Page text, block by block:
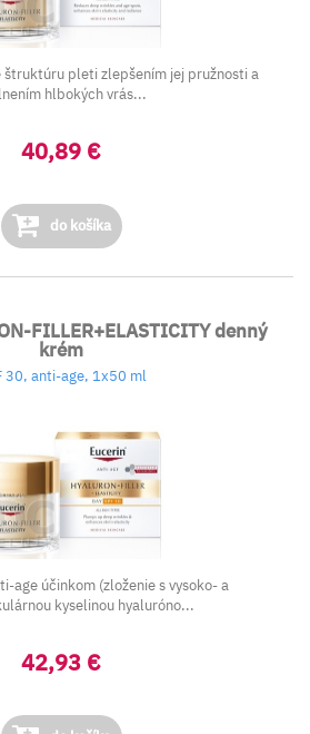
štruktúru pleti zlepšením jej pružnosti a
hlbokých vrás...
40,89 €
do košíka
FILLER+ELASTICITY denný
krém
30, anti-age, 1x50 ml
age účinkom (zloženie s vysoko- a
kyselinou hyaluróno...
42,93 €